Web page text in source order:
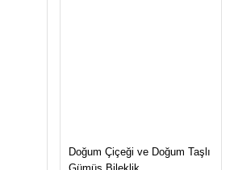
Doğum Çiçeği ve Doğum Taşlı